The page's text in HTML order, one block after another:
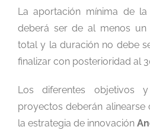
La aportación mínima de la
deberá ser de al menos un
total y la duración no debe
finalizar con posterioridad al
Los diferentes objetivos
proyectos deberán
la estrategia de innovación